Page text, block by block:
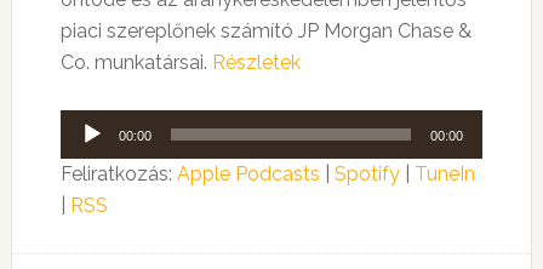
piaci szereplőnek számító JP Morgan Chase &
Co. munkatársai. Részletek
Audió
lejátszó
00:00 00:00
Feliratkozás: Apple Podcasts Spotify| TuneIn
RSS